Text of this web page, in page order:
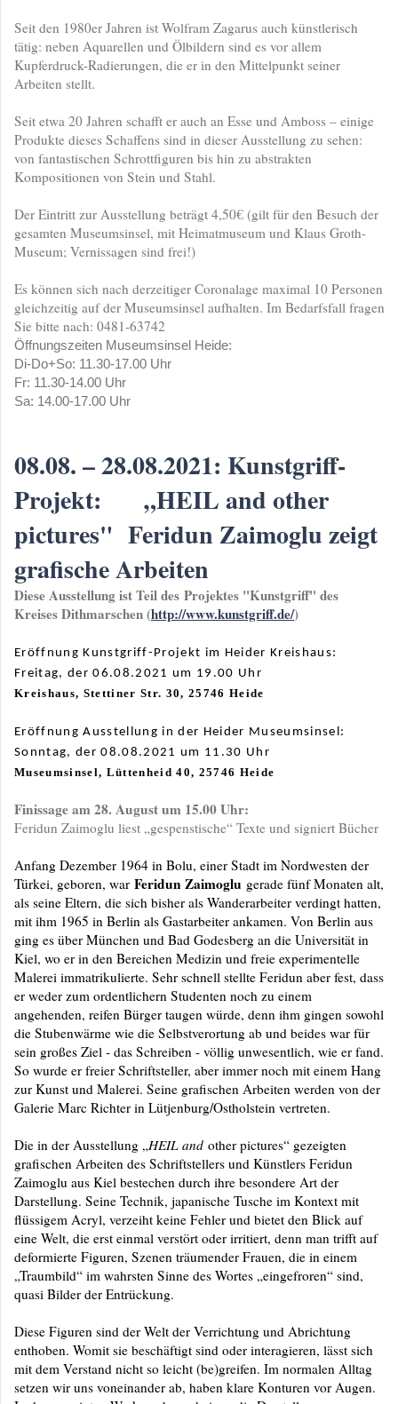
Seit den 1980er Jahren ist Wolfram Zagarus auch künstlerisch
tätig: neben Aquarellen und Ölbildern sind es vor allem
Kupferdruck-Radierungen, die er in den Mittelpunkt seiner
Arbeiten stellt.
Seit etwa 20 Jahren schafft er auch an Esse und Amboss – einige
Produkte dieses Schaffens sind in dieser Ausstellung zu sehen:
von fantastischen Schrottfiguren bis hin zu abstrakten
Kompositionen von Stein und Stahl.
Der Eintritt zur Ausstellung beträgt 4,50€ (gilt für den Besuch der
gesamten Museumsinsel, mit Heimatmuseum und Klaus Groth-
Museum; Vernissagen sind frei!)
Es können sich nach derzeitiger Coronalage maximal 10 Personen
gleichzeitig auf der Museumsinsel aufhalten. Im Bedarfsfall fragen
Sie bitte nach: 0481-63742
Öffnungszeiten Museumsinsel Heide:
Di-Do+So: 11.30-17.00 Uhr
Fr: 11.30-14.00 Uhr
Sa: 14.00-17.00 Uhr
08.08. – 28.08.2021: Kunstgriff-
Projekt: „HEIL and other
pictures" Feridun Zaimoglu zeigt
grafische Arbeiten
Diese Ausstellung ist Teil des Projektes "Kunstgriff" des
Kreises Dithmarschen (http://www.kunstgriff.de/)
Eröffnung Kunstgriff-Projekt im Heider Kreishaus:
Freitag, der 06.08.2021 um 19.00 Uhr
Kreishaus, Stettiner Str. 30, 25746 Heide
Eröffnung Ausstellung in der Heider Museumsinsel:
Sonntag, der 08.08.2021 um 11.30 Uhr
Museumsinsel, Lüttenheid 40, 25746 Heide
Finissage am 28. August um 15.00 Uhr:
Feridun Zaimoglu liest „gespenstische“ Texte und signiert Bücher
Anfang Dezember 1964 in Bolu, einer Stadt im Nordwesten der
Türkei, geboren, war Feridun Zaimoglu gerade fünf Monaten alt,
als seine Eltern, die sich bisher als Wanderarbeiter verdingt hatten,
mit ihm 1965 in Berlin als Gastarbeiter ankamen. Von Berlin aus
ging es über München und Bad Godesberg an die Universität in
Kiel, wo er in den Bereichen Medizin und freie experimentelle
Malerei immatrikulierte. Sehr schnell stellte Feridun aber fest, dass
er weder zum ordentlichern Studenten noch zu einem
angehenden, reifen Bürger taugen würde, denn ihm gingen sowohl
die Stubenwärme wie die Selbstverortung ab und beides war für
sein großes Ziel - das Schreiben - völlig unwesentlich, wie er fand.
So wurde er freier Schriftsteller, aber immer noch mit einem Hang
zur Kunst und Malerei. Seine grafischen Arbeiten werden von der
Galerie Marc Richter in Lütjenburg/Ostholstein vertreten.
Die in der Ausstellung „HEIL and other pictures“ gezeigten
grafischen Arbeiten des Schriftstellers und Künstlers Feridun
Zaimoglu aus Kiel bestechen durch ihre besondere Art der
Darstellung. Seine Technik, japanische Tusche im Kontext mit
flüssigem Acryl, verzeiht keine Fehler und bietet den Blick auf
eine Welt, die erst einmal verstört oder irritiert, denn man trifft auf
deformierte Figuren, Szenen träumender Frauen, die in einem
„Traumbild“ im wahrsten Sinne des Wortes „eingefroren“ sind,
quasi Bilder der Entrückung.
Diese Figuren sind der Welt der Verrichtung und Abrichtung
enthoben. Womit sie beschäftigt sind oder interagieren, lässt sich
mit dem Verstand nicht so leicht (be)greifen. Im normalen Alltag
setzen wir uns voneinander ab, haben klare Konturen vor Augen.